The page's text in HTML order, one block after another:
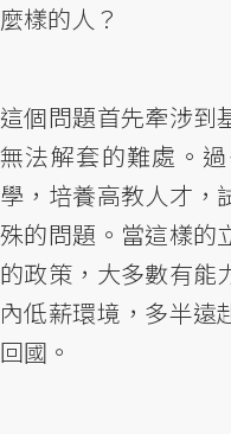
麼樣的人？
這個問題首先牽涉到
無法解套的難處。
學，培養高教人才，
殊的問題。當這樣的
的政策，大多數有能
內低薪環境，多半遠
回國。